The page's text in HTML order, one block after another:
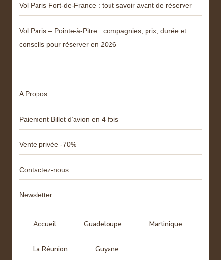
Vol Paris Fort-de-France : tout savoir avant de réserver
Vol Paris – Pointe-à-Pitre : compagnies, prix, durée et
conseils pour réserver en 2026
A Propos
Paiement Billet d’avion en 4 fois
Vente privée -70%
Contactez-nous
Newsletter
Accueil Guadeloupe Martinique
La Réunion Guyane